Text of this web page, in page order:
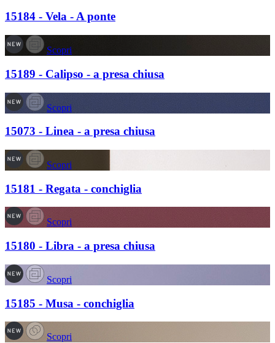
15184 - Vela - A ponte
Scopri
15189 - Calipso - a presa chiusa
Scopri
15073 - Linea - a presa chiusa
Scopri
15181 - Regata - conchiglia
Scopri
15180 - Libra - a presa chiusa
Scopri
15185 - Musa - conchiglia
Scopri